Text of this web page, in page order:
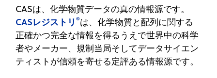
CASは、化学物質データの真の情報源です。
CASレジストリ ®は、化学物質と配列に関する
正確かつ完全な情報を得るうえで世界中の科学
者やメーカー、規制当局そしてデータサイエン
ティストが信頼を寄せる定評ある情報源です。